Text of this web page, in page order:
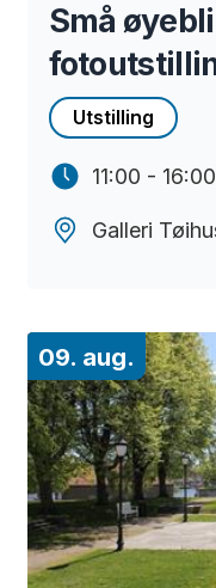
Små
Utstilling
11:00 - 16:00
Galleri
09. aug.